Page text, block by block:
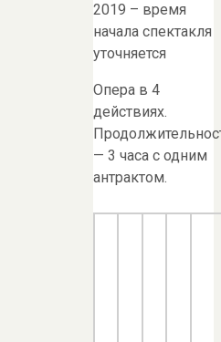
2019 – время
начала спектакля
уточняется
Опера в 4
действиях.
— 3 часа с одним
антрактом.